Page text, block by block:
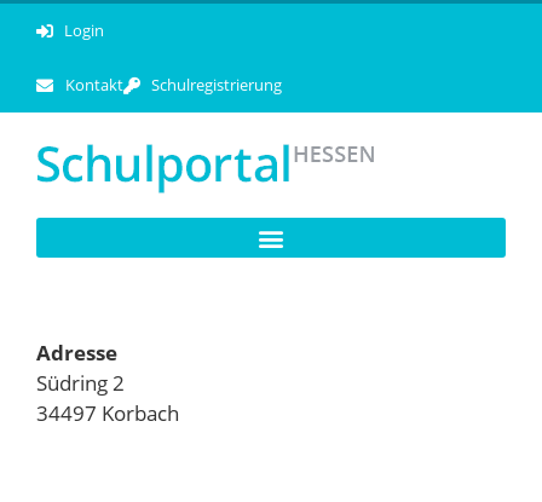
Login
Kontakt Schulregistrierung
Adresse
Südring 2
34497 Korbach